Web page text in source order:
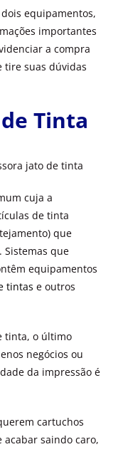
equipamentos,
importantes
a compra
tire suas dúvidas
Tinta
cuja a
de tinta
que
Sistemas que
equipamentos
tintas e outros
tinta, o último
negócios ou
da impressão é
cartuchos
acabar saindo caro,